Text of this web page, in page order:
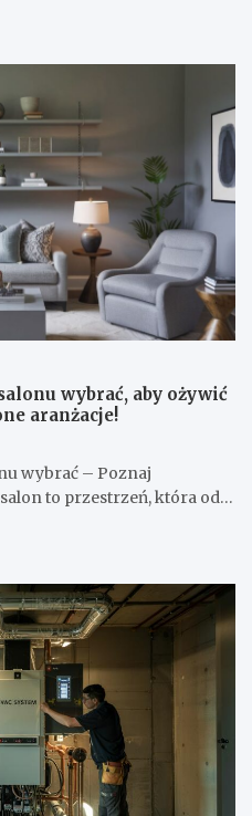
wybrać, aby ożywić
aranżacje!
wybrać – Poznaj
to przestrzeń, która od…